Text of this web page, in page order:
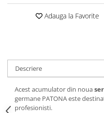
Adauga la Favorite
Descriere
Acest acumulator din noua
germane PATONA este
profesionisti.